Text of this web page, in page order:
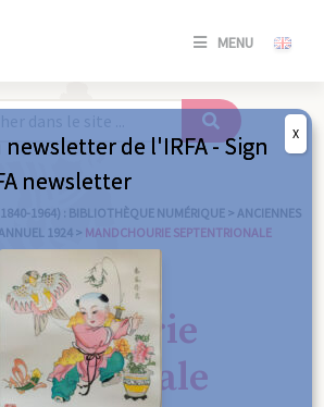
MENU
SE
/
1964) : BIBLIOTHÈQUE NUMÉRIQUE > ANCIENNES
1924 > MANDCHOURIE SEPTENTRIONALE
de l'IRFA - Sign
newsletter
X